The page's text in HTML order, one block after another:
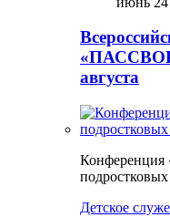
августа
Конференция
Детское